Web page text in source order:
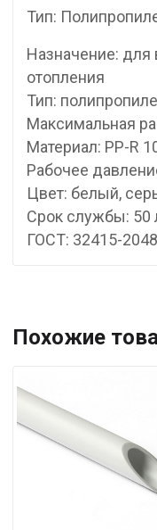
Тип:
Назначение:
отопления
Тип:
Максимальная
Материал: PP-R
Рабочее
Цвет: белый,
Срок службы: 50
ГОСТ: 32415-2048
Похожие